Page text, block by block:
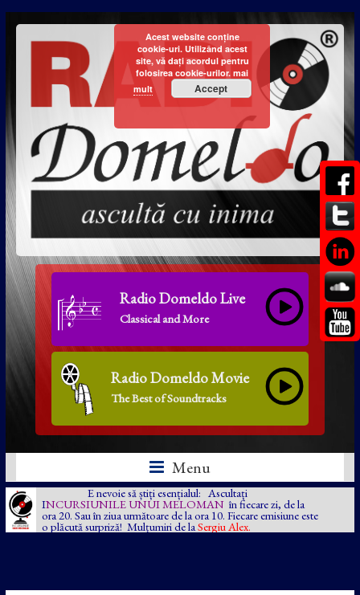
Radio Domeldo Live
Classical and More
Radio Domeldo Movie
The Best of Soundtracks
Menu
E nevoie să știți esențialul: Ascultați
INCURSIUNILE UNUI MELOMAN în fiecare zi, de la
ora 20. Sau în ziua următoare de la ora 10. Fiecare emisiune este
o plăcută surpriză! Mulțumiri de la Sergiu Alex.
Acest website conține
cookie-uri. Utilizând acest
site, vă dați acordul pentru
folosirea cookie-urilor. mai
mult
Accept